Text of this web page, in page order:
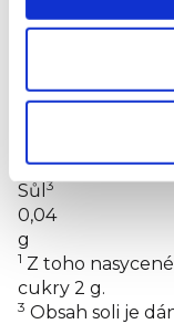
1,9
Bílkoviny
Sůl 3
0,04
g
1 Z toho
cukry 2 g.
3 Obsah soli je